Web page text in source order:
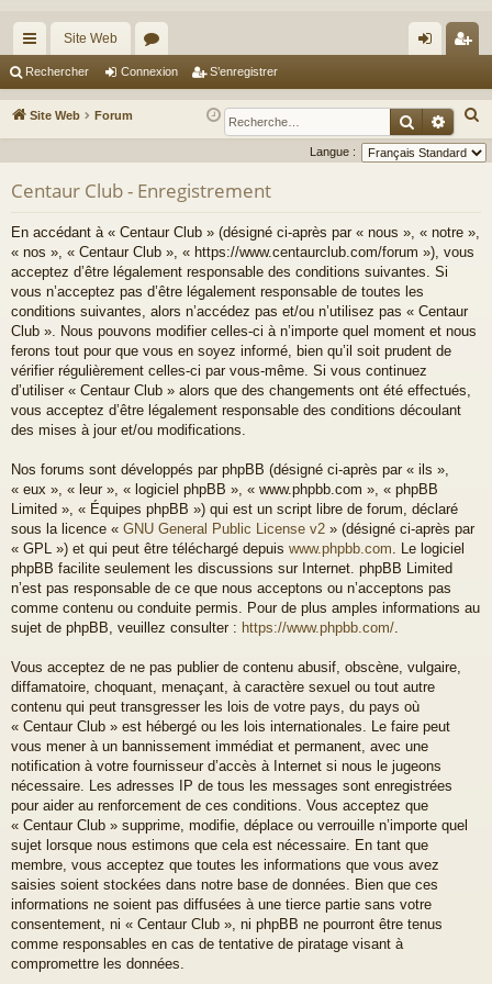
cc
ès
ra
Site Web
or
u
m
ne
xi
nr
eg
r
Rechercher Connexion S’enregistrer
Site Web Forum
e
c
Langue :
Centaur Club - Enregistrement
En accédant à « Centaur Club » (désigné ci-après par « nous », « notre »,
« nos », « Centaur Club », « https://www.centaurclub.com/forum »), vous
acceptez d’être légalement responsable des conditions suivantes. Si
vous n’acceptez pas d’être légalement responsable de toutes les
conditions suivantes, alors n’accédez pas et/ou n’utilisez pas « Centaur
Club ». Nous pouvons modifier celles-ci à n’importe quel moment et nous
ferons tout pour que vous en soyez informé, bien qu’il soit prudent de
vérifier régulièrement celles-ci par vous-même. Si vous continuez
d’utiliser « Centaur Club » alors que des changements ont été effectués,
vous acceptez d’être légalement responsable des conditions découlant
des mises à jour et/ou modifications.
Nos forums sont développés par phpBB (désigné ci-après par « ils »,
« eux », « leur », « logiciel phpBB », « www.phpbb.com », « phpBB
Limited », « Équipes phpBB ») qui est un script libre de forum, déclaré
sous la licence « GNU General Public License v2 » (désigné ci-après par
« GPL ») et qui peut être téléchargé depuis www.phpbb.com . Le logiciel
phpBB facilite seulement les discussions sur Internet. phpBB Limited
n’est pas responsable de ce que nous acceptons ou n’acceptons pas
comme contenu ou conduite permis. Pour de plus amples informations au
sujet de phpBB, veuillez consulter : https://www.phpbb.com/
Vous acceptez de ne pas publier de contenu abusif, obscène, vulgaire,
diffamatoire, choquant, menaçant, à caractère sexuel ou tout autre
contenu qui peut transgresser les lois de votre pays, du pays où
« Centaur Club » est hébergé ou les lois internationales. Le faire peut
vous mener à un bannissement immédiat et permanent, avec une
notification à votre fournisseur d’accès à Internet si nous le jugeons
nécessaire. Les adresses IP de tous les messages sont enregistrées
pour aider au renforcement de ces conditions. Vous acceptez que
« Centaur Club » supprime, modifie, déplace ou verrouille n’importe quel
sujet lorsque nous estimons que cela est nécessaire. En tant que
membre, vous acceptez que toutes les informations que vous avez
saisies soient stockées dans notre base de données. Bien que ces
informations ne soient pas diffusées à une tierce partie sans votre
consentement, ni « Centaur Club », ni phpBB ne pourront être tenus
comme responsables en cas de tentative de piratage visant à
compromettre les données.